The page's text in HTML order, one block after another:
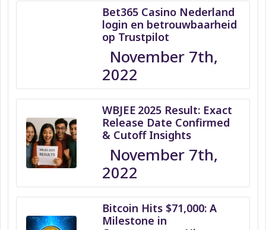
Bet365 Casino Nederland
login en betrouwbaarheid
op Trustpilot
November 7th,
2022
WBJEE 2025 Result: Exact
Release Date Confirmed
& Cutoff Insights
November 7th,
2022
Bitcoin Hits $71,000: A
Milestone in